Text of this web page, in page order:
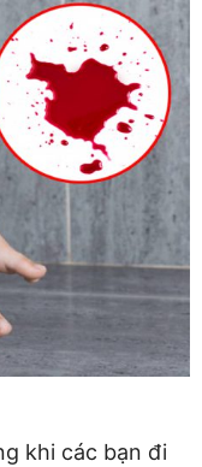
khi các bạn đi